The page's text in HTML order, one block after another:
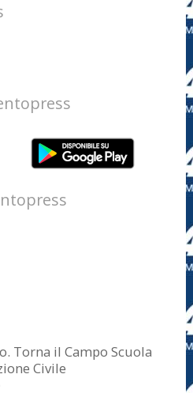
Torna il Campo Scuola
Civile